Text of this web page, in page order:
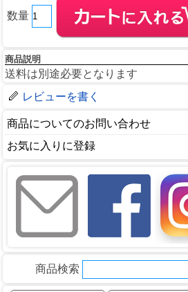
数量
商品説明
送料は別途必要となります
レビューを書く
商品についてのお問い合わせ
お気に入りに登録
商品検索